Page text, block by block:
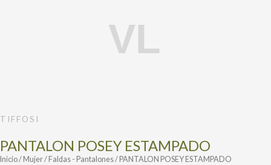
TIFFOSI
PANTALON POSEY ESTAMPADO
Inicio/ Mujer/ Faldas - Pantalones/ PANTALON POSEY ESTAMPADO